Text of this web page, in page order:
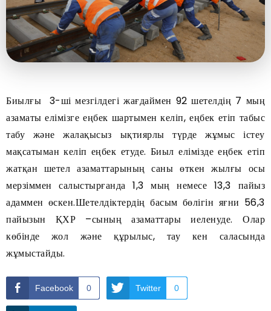
Биылғы 3-ші мезгілдегі жағдаймен 92 шетелдің 7 мың
азаматы елімізге еңбек шартымен келіп, еңбек етіп табыс
табу және жалақысыз ықтиярлы түрде жұмыс істеу
мақсатыман келіп еңбек етуде. Биыл елімізде еңбек етіп
жатқан шетел азаматтарының саны өткен жылғы осы
мерзіммен салыстырғанда 1,3 мың немесе 13,3 пайыз
адаммен өскен.Шетелдіктердің басым бөлігін яғни 56,3
пайызын ҚХР –сының азаматтары иеленуде. Олар
көбінде жол және құрылыс, тау кен саласында
жұмыстайды.
Facebook 0 Twitter 0